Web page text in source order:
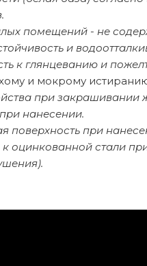
помещений - не
и
к глянцеванию и
и мокрому
при закрашивании
нанесении.
поверхность при
к оцинкованной стали